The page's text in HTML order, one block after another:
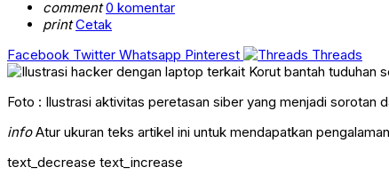
comment 0 komentar
print Cetak
Facebook Twitter Whatsapp Pinterest Threads
Foto : Ilustrasi aktivitas peretasan siber yang menjadi sorotan
infoAtur ukuran teks artikel ini untuk mendapatkan
text_decrease text_increase